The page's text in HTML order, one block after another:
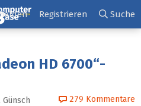
Registrieren Suche
HD 6700“-
Günsch 279 Kommentare